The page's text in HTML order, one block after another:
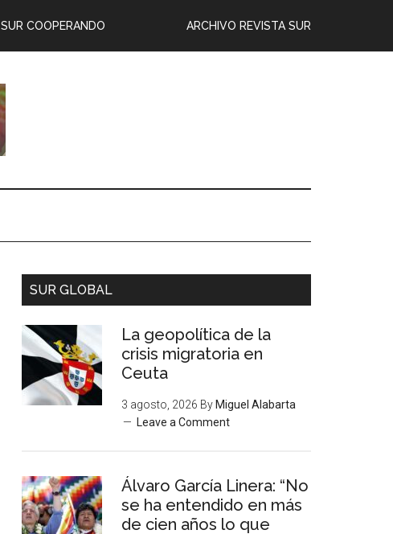
ARCHIVO REVISTA SUR
SUR COOPERANDO
SUR GLOBAL
La geopolítica de la
crisis migratoria en
Ceuta
3 agosto, 2026 By Miguel Alabarta
Leave a Comment
Álvaro García Linera: “No
se ha entendido en más
de cien años lo que